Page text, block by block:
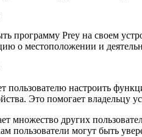
программу Prey на своем
о местоположении и
пользователю настроить
Это помогает владельцу
множество других
пользователи могут быть